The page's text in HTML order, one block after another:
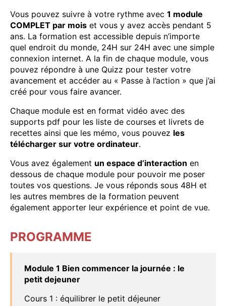
Vous pouvez suivre à votre rythme avec 1 module
COMPLET par mois et vous y avez accès pendant 5
ans. La formation est accessible depuis n’importe
quel endroit du monde, 24H sur 24H avec une simple
connexion internet. A la fin de chaque module, vous
pouvez répondre à une Quizz pour tester votre
avancement et accéder au « Passe à l’action » que j’ai
créé pour vous faire avancer.
Chaque module est en format vidéo avec des
supports pdf pour les liste de courses et livrets de
recettes ainsi que les mémo, vous pouvez les
télécharger sur votre ordinateur.
Vous avez également un espace d’interaction en
dessous de chaque module pour pouvoir me poser
toutes vos questions. Je vous réponds sous 48H et
les autres membres de la formation peuvent
également apporter leur expérience et point de vue.
PROGRAMME
Module 1 Bien commencer la journée : le
petit dejeuner
Cours 1 : équilibrer le petit déjeuner